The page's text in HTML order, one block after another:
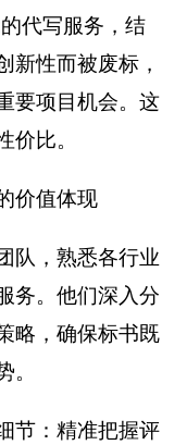
代写服务，结
新性而被废标，
要项目机会。这
价比。
价值体现
队，熟悉各行业
务。他们深入分
略，确保标书既
。
节：精准把握评